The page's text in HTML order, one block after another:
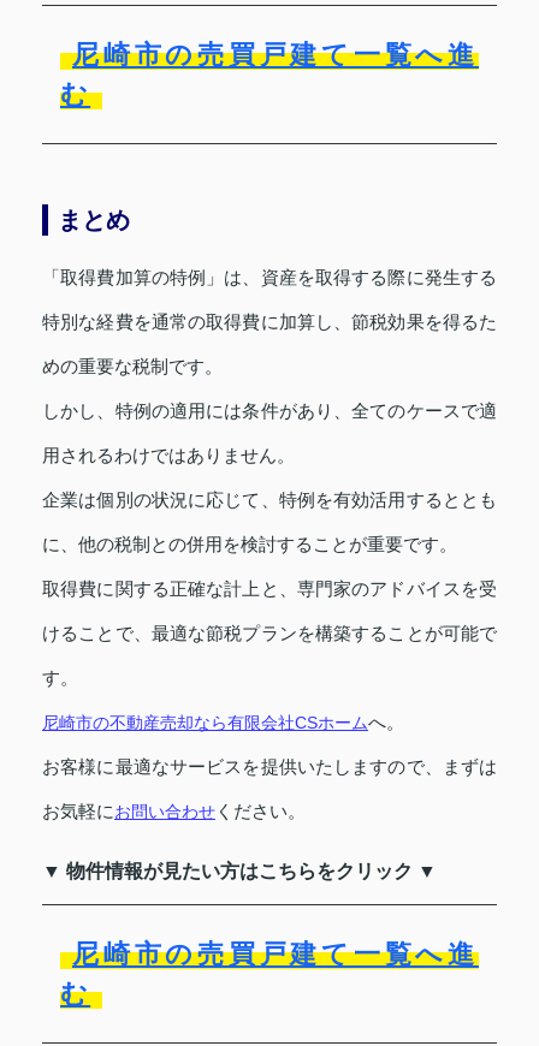
尼崎市の売買戸建て一覧へ進
む
まとめ
「取得費加算の特例」は、資産を取得する際に発生する
特別な経費を通常の取得費に加算し、節税効果を得るた
めの重要な税制です。
しかし、特例の適用には条件があり、全てのケースで適
用されるわけではありません。
企業は個別の状況に応じて、特例を有効活用するととも
に、他の税制との併用を検討することが重要です。
取得費に関する正確な計上と、専門家のアドバイスを受
けることで、最適な節税プランを構築することが可能で
す。
尼崎市の不動産売却なら有限会社CSホームへ。
お客様に最適なサービスを提供いたしますので、まずは
お気軽にお問い合わせ ください。
▼ 物件情報が見たい方はこちらをクリック ▼
尼崎市の売買戸建て一覧へ進
む